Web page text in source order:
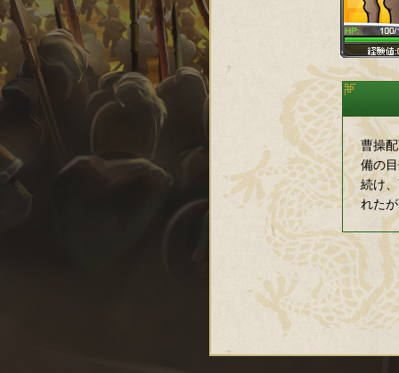
曹操
備の
続け
れた